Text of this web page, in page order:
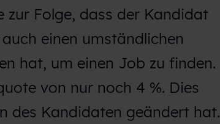
zur Folge, dass der Kandidat
einen umständlichen
hat, um einen Job zu finden.
von nur noch 4 %. Dies
des Kandidaten geändert hat.